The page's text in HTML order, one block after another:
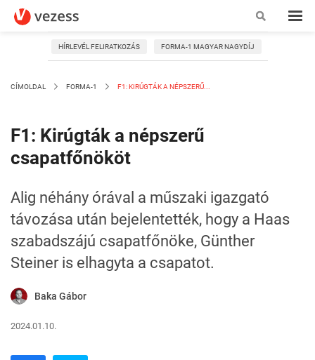
HÍRLEVÉL FELIRATKOZÁS FORMA-1 MAGYAR NAGYDÍJ
CÍMOLDAL FORMA-1 F1: KIRÚGTÁK A NÉPSZERŰ...
F1: Kirúgták a népszerű
csapatfőnököt
Alig néhány órával a műszaki igazgató
távozása után bejelentették, hogy a Haas
szabadszájú csapatfőnöke, Günther
Steiner is elhagyta a csapatot.
Baka Gábor
2024.01.10.